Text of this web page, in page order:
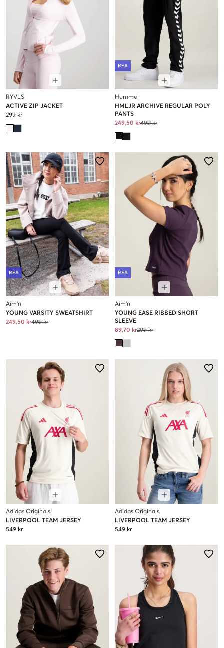
RYVLS
ACTIVE ZIP JACKET
299 kr
REA
Hummel
HMLJR ARCHIVE REGULAR POLY
PANTS
249,50 kr499 kr
REA
Aim'n
YOUNG VARSITY SWEATSHIRT
249,50 kr499 kr
REA
Aim'n
YOUNG EASE RIBBED SHORT
SLEEVE
89,70 kr299 kr
Adidas Originals
LIVERPOOL TEAM JERSEY
549 kr
Adidas Originals
LIVERPOOL TEAM JERSEY
549 kr